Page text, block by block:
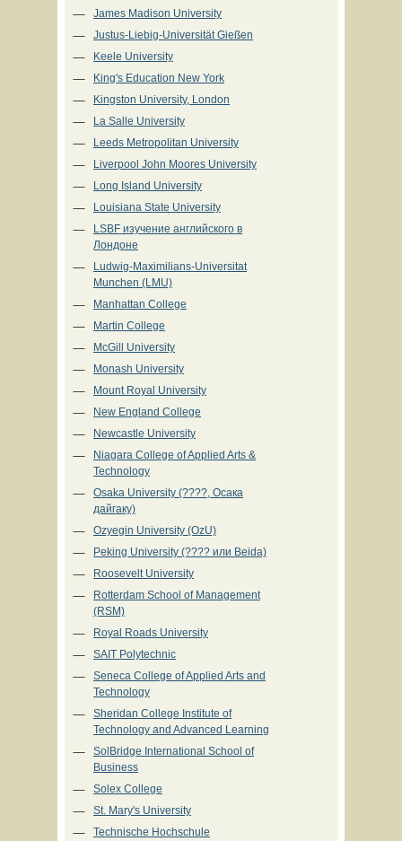
James Madison University
Justus-Liebig-Universität Gießen
Keele University
King's Education New York
Kingston University, London
La Salle University
Leeds Metropolitan University
Liverpool John Moores University
Long Island University
Louisiana State University
LSBF изучение английского в
Лондоне
Ludwig-Maximilians-Universitat
Munchen (LMU)
Manhattan College
Martin College
McGill University
Monash University
Mount Royal University
New England College
Newcastle University
Niagara College of Applied Arts &
Technology
Osaka University (????, Осака
дайгаку)
Ozyegin University (OzU)
Peking University (???? или Beida)
Roosevelt University
Rotterdam School of Management
(RSM)
Royal Roads University
SAIT Polytechnic
Seneca College of Applied Arts and
Technology
Sheridan College Institute of
Technology and Advanced Learning
SolBridge International School of
Business
Solex College
St. Mary's University
Technische Hochschule